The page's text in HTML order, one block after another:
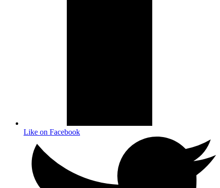
Like on Facebook